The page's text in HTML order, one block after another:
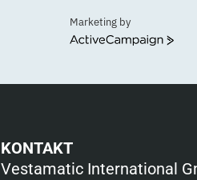
Marketing by
ActiveCampaign
KONTAKT
Vestamatic International